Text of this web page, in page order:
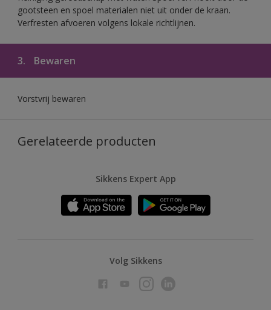
gootsteen en spoel materialen niet uit onder de kraan.
Verfresten afvoeren volgens lokale richtlijnen.
3. Bewaren
Vorstvrij bewaren
Gerelateerde producten
Sikkens Expert App
Volg Sikkens